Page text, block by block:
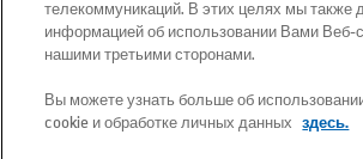
Почтовый адрес: Betooni 12,
(Эстония)
Бесплатный короткий
телекоммуникаций. В этих целях мы также
информацией об использовании Вами Веб-
нашими третьими сторонами.
Вы можете узнать больше об
cookie и обработке личных данных
здесь.